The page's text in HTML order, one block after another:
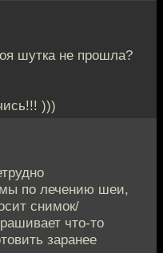
шутка не прошла?
)))
по лечению шеи,
снимок/
что-то
заранее